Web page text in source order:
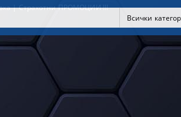
| Страхотни ПРОМОЦИИ !!!